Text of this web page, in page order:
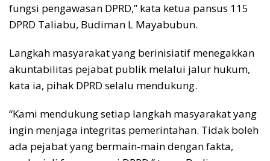
fungsi pengawasan DPRD,” kata ketua pansus 115
DPRD Taliabu, Budiman L Mayabubun.
Langkah masyarakat yang berinisiatif menegakkan
akuntabilitas pejabat publik melalui jalur hukum,
kata ia, pihak DPRD selalu mendukung.
“Kami mendukung setiap langkah masyarakat yang
ingin menjaga integritas pemerintahan. Tidak boleh
ada pejabat yang bermain-main dengan fakta,